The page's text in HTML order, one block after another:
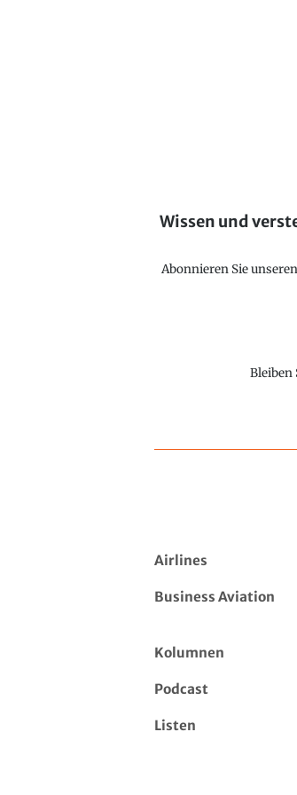
Wissen und
Abonnieren Sie
Bleiben
Airlines
Business Aviation
Kolumnen
Podcast
Listen